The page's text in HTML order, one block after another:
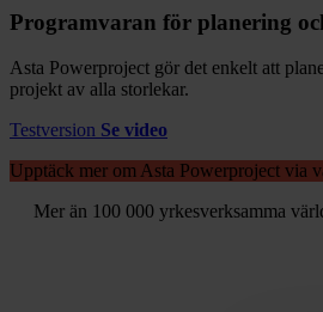
Programvaran för planering
Asta Powerproject gör det enkelt att
projekt av alla storlekar.
Testversion Se video
Upptäck mer om Asta Powerproject via
Mer än 100 000 yrkesverksamma